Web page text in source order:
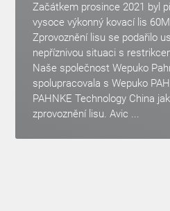
Začátkem prosince 2021 byl
vysoce výkonný kovací lis
Zprovoznění lisu se podařilo
nepříznivou situaci s
Naše společnost Wepuko
spolupracovala s Wepuko
PAHNKE Technology China
zprovoznění lisu. Avic ...